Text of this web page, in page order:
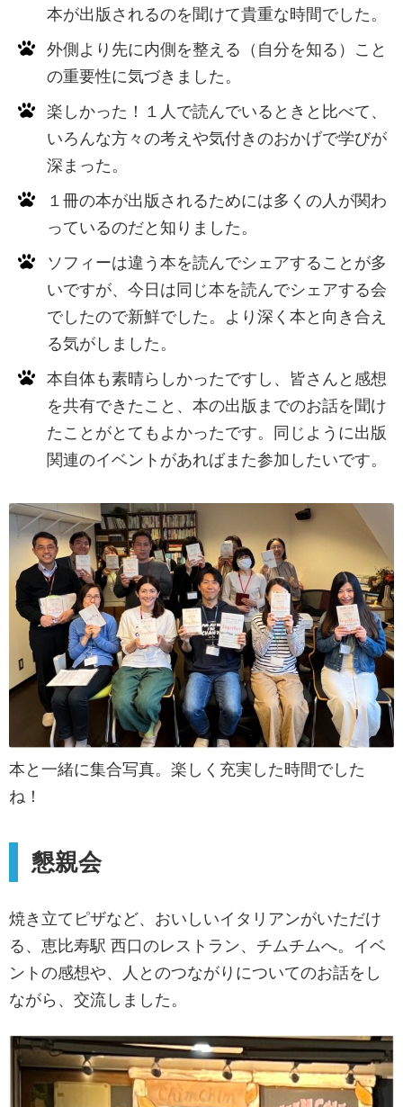
本が出版されるのを聞けて貴重な時間でした。
外側より先に内側を整える（自分を知る）こと
の重要性に気づきました。
楽しかった！１人で読んでいるときと比べて、
いろんな方々の考えや気付きのおかげで学びが
深まった。
１冊の本が出版されるためには多くの人が関わ
っているのだと知りました。
ソフィーは違う本を読んでシェアすることが多
いですが、今日は同じ本を読んでシェアする会
でしたので新鮮でした。より深く本と向き合え
る気がしました。
本自体も素晴らしかったですし、皆さんと感想
を共有できたこと、本の出版までのお話を聞け
たことがとてもよかったです。同じように出版
関連のイベントがあればまた参加したいです。
本と一緒に集合写真。楽しく充実した時間でした
ね！
懇親会
焼き立てピザなど、おいしいイタリアンがいただけ
る、恵比寿駅 西口のレストラン、チムチムへ。イベ
ントの感想や、人とのつながりについてのお話をし
ながら、交流しました。